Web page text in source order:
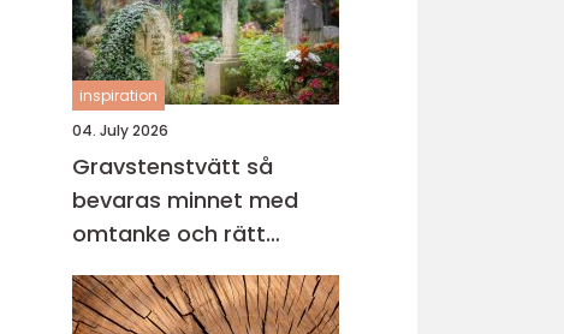
inspiration
04. July 2026
Gravstenstvätt så
bevaras minnet med
omtanke och rätt
metod